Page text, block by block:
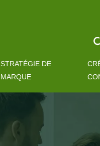
STRATÉGIE DE
MARQUE